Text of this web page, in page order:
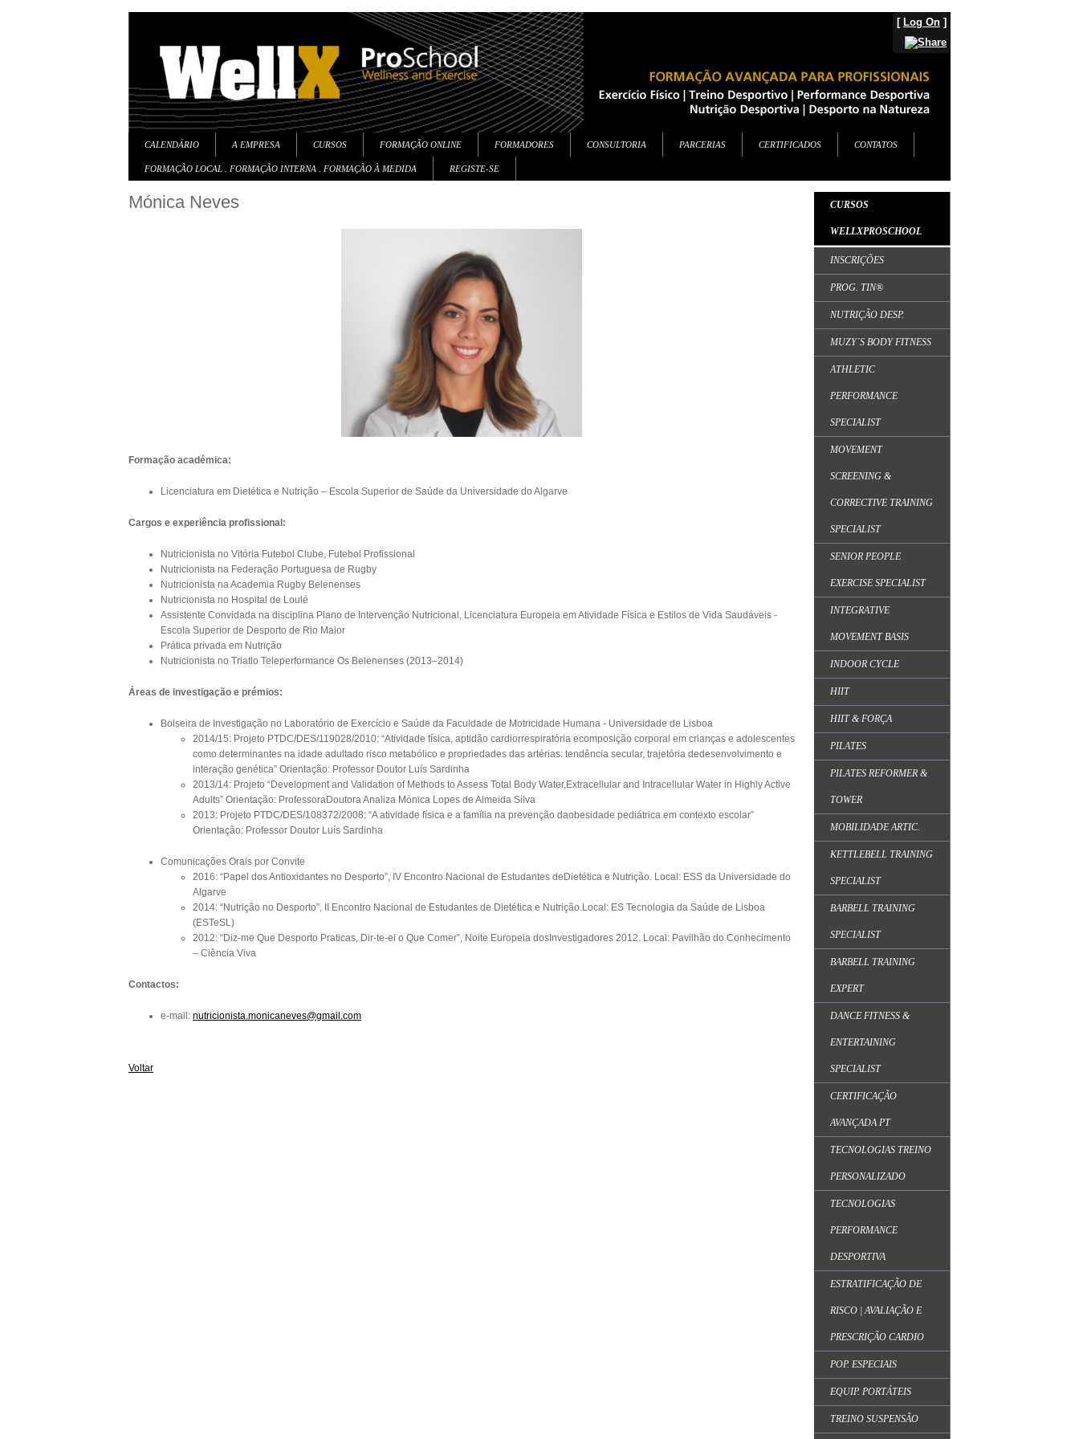
[ Log On ]
CALENDÁRIO A EMPRESA CURSOS FORMAÇÃO ONLINE FORMADORES CONSULTORIA PARCERIAS CERTIFICADOS CONTATOS
FORMAÇÃO LOCAL . FORMAÇÃO INTERNA . FORMAÇÃO À MEDIDA REGISTE-SE
Mónica Neves
Formação académica:
Licenciatura em Dietética e Nutrição – Escola Superior de Saúde da Universidade do Algarve
Cargos e experiência profissional:
Nutricionista no Vitória Futebol Clube, Futebol Profissional
Nutricionista na Federação Portuguesa de Rugby
Nutricionista na Academia Rugby Belenenses
Nutricionista no Hospital de Loulé
Assistente Convidada na disciplina Plano de Intervenção Nutricional, Licenciatura Europeia em Atividade Física e Estilos de Vida Saudáveis -
Escola Superior de Desporto de Rio Maior
Prática privada em Nutrição
Nutricionista no Triatlo Teleperformance Os Belenenses (2013–2014)
Áreas de investigação e prémios:
Bolseira de Investigação no Laboratório de Exercício e Saúde da Faculdade de Motricidade Humana - Universidade de Lisboa
2014/15: Projeto PTDC/DES/119028/2010: “Atividade física, aptidão cardiorrespiratória ecomposição corporal em crianças e adolescentes
como determinantes na idade adultado risco metabólico e propriedades das artérias: tendência secular, trajetória dedesenvolvimento e
interação genética” Orientação: Professor Doutor Luís Sardinha
2013/14: Projeto “Development and Validation of Methods to Assess Total Body Water,Extracellular and Intracellular Water in Highly Active
Adults” Orientação: ProfessoraDoutora Analiza Mónica Lopes de Almeida Silva
2013: Projeto PTDC/DES/108372/2008: “A atividade física e a família na prevenção daobesidade pediátrica em contexto escolar”
Orientação: Professor Doutor Luís Sardinha
Comunicações Orais por Convite
2016: “Papel dos Antioxidantes no Desporto”, IV Encontro Nacional de Estudantes deDietética e Nutrição. Local: ESS da Universidade do
Algarve
2014: “Nutrição no Desporto”, II Encontro Nacional de Estudantes de Dietética e Nutrição.Local: ES Tecnologia da Saúde de Lisboa
(ESTeSL)
2012: “Diz-me Que Desporto Praticas, Dir-te-ei o Que Comer”, Noite Europeia dosInvestigadores 2012. Local: Pavilhão do Conhecimento
– Ciência Viva
Contactos:
e-mail: nutricionista.monicaneves@gmail.com
Voltar
CURSOS
WELLXPROSCHOOL
INSCRIÇÕES
PROG. TIN®
NUTRIÇÃO DESP.
MUZY´S BODY FITNESS
ATHLETIC
PERFORMANCE
SPECIALIST
MOVEMENT
SCREENING &
CORRECTIVE TRAINING
SPECIALIST
SENIOR PEOPLE
EXERCISE SPECIALIST
INTEGRATIVE
MOVEMENT BASIS
INDOOR CYCLE
HIIT
HIIT & FORÇA
PILATES
PILATES REFORMER &
TOWER
MOBILIDADE ARTIC.
KETTLEBELL TRAINING
SPECIALIST
BARBELL TRAINING
SPECIALIST
BARBELL TRAINING
EXPERT
DANCE FITNESS &
ENTERTAINING
SPECIALIST
CERTIFICAÇÃO
AVANÇADA PT
TECNOLOGIAS TREINO
PERSONALIZADO
TECNOLOGIAS
PERFORMANCE
DESPORTIVA
ESTRATIFICAÇÃO DE
RISCO | AVALIAÇÃO E
PRESCRIÇÃO CARDIO
POP. ESPECIAIS
EQUIP. PORTÁTEIS
TREINO SUSPENSÃO